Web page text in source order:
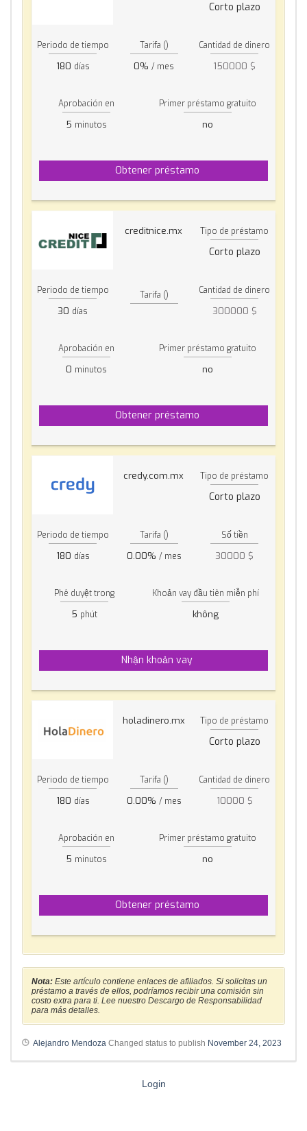
Corto plazo
Periodo de tiempo
180 días
Tarifa ()
0% / mes
Cantidad de dinero
150000 $
Aprobación en
5 minutos
Primer préstamo gratuito
no
Obtener préstamo
creditnice.mx Tipo de préstamo
Corto plazo
Periodo de tiempo
30 días
Tarifa () Cantidad de dinero
300000 $
Aprobación en
0 minutos
Primer préstamo gratuito
no
Obtener préstamo
credy.com.mx Tipo de préstamo
Corto plazo
Periodo de tiempo
180 días
Tarifa ()
0.00% / mes
Số tiền
30000 $
Phê duyệt trong
5 phút
Khoản vay đầu tiên miễn phí
không
Nhận khoản vay
holadinero.mx Tipo de préstamo
Corto plazo
Periodo de tiempo
180 días
Tarifa ()
0.00% / mes
Cantidad de dinero
10000 $
Aprobación en
5 minutos
Primer préstamo gratuito
no
Obtener préstamo
Nota: Este artículo contiene enlaces de afiliados. Si solicitas un
préstamo a través de ellos, podríamos recibir una comisión sin
costo extra para ti. Lee nuestro Descargo de Responsabilidad
para más detalles.
Alejandro Mendoza Changed status to publish November 24, 2023
Login